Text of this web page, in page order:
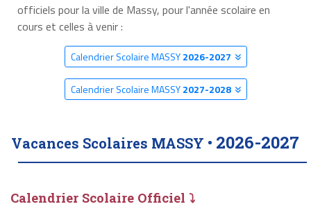
officiels pour la ville de Massy, pour l'année scolaire en
cours et celles à venir :
Calendrier Scolaire MASSY2026-2027
Calendrier Scolaire MASSY2027-2028
Vacances Scolaires MASSY • 2026-2027
Calendrier Scolaire Officiel ⤵